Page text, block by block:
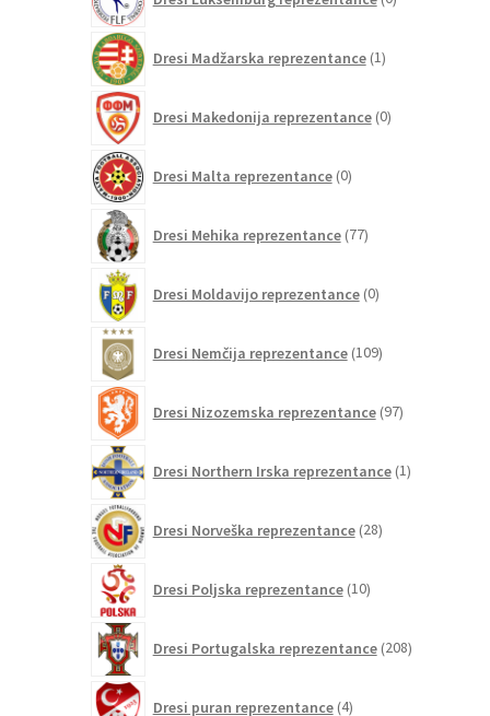
izdelkov
Dresi Madžarska reprezentance 1izdelek
Dresi Makedonija reprezentance 0izdelkov
Dresi Malta reprezentance 0izdelkov
Dresi Mehika reprezentance 77izdelkov
Dresi Moldavijo reprezentance 0izdelkov
Dresi Nemčija reprezentance 109izdelkov
Dresi Nizozemska reprezentance 97izdelkov
Dresi Northern Irska reprezentance 1izdelek
Dresi Norveška reprezentance 28izdelkov
Dresi Poljska reprezentance 10izdelkov
Dresi Portugalska reprezentance 208izdelkov
Dresi puran reprezentance 4